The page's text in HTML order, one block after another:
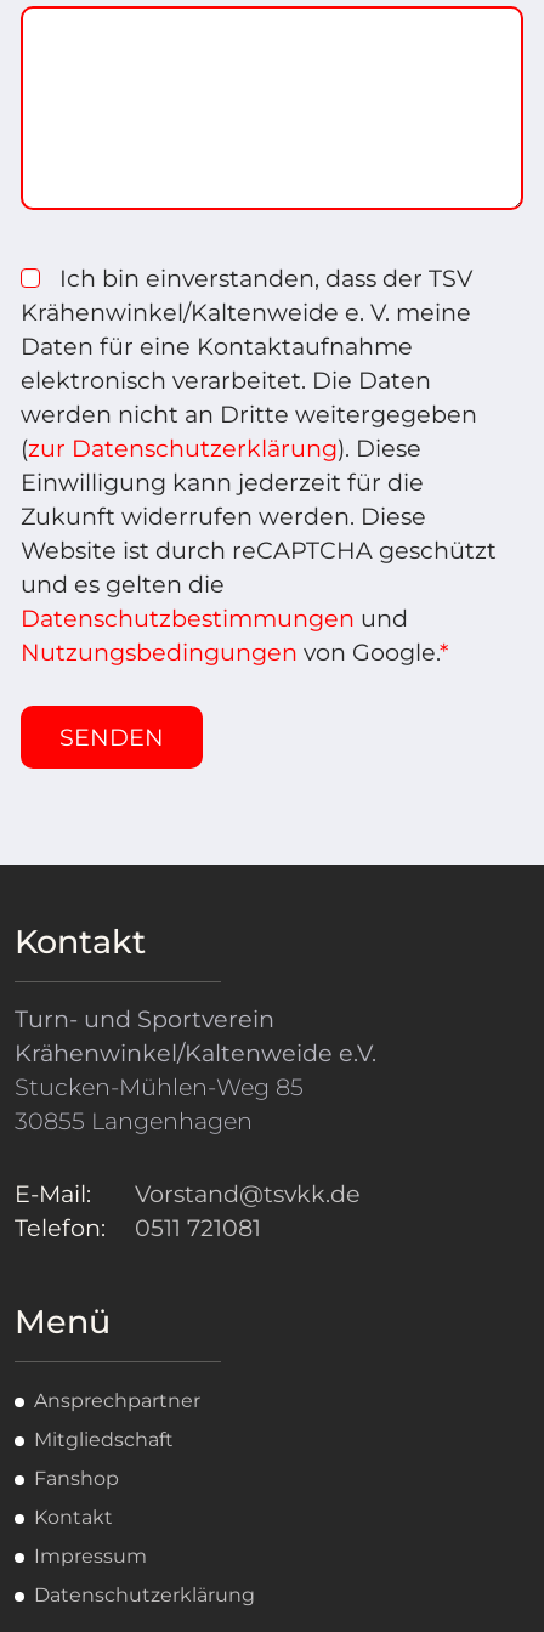
Ich bin einverstanden, dass der TSV
Krähenwinkel/Kaltenweide e. V. meine
Daten für eine Kontaktaufnahme
elektronisch verarbeitet. Die Daten
werden nicht an Dritte weitergegeben
(zur Datenschutzerklärung). Diese
Einwilligung kann jederzeit für die
Zukunft widerrufen werden. Diese
Website ist durch reCAPTCHA geschützt
und es gelten die
Datenschutzbestimmungen und
Nutzungsbedingungen von Google.*
Kontakt
Turn- und Sportverein
Krähenwinkel/Kaltenweide e.V.
Stucken-Mühlen-Weg 85
30855 Langenhagen
E-Mail:
Telefon:
Vorstand@tsvkk.de
0511 721081
Menü
Ansprechpartner
Mitgliedschaft
Fanshop
Kontakt
Impressum
Datenschutzerklärung